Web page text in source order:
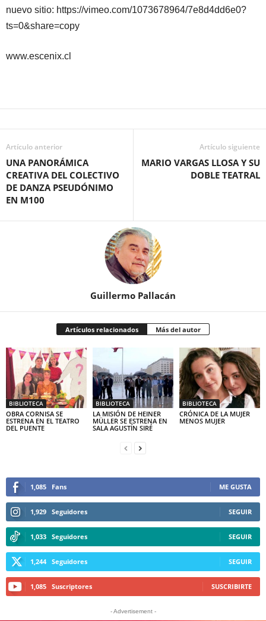
nuevo sitio: https://vimeo.com/1073678964/7e8d4dd6e0?
ts=0&share=copy
www.escenix.cl
Artículo anterior
UNA PANORÁMICA
CREATIVA DEL COLECTIVO
DE DANZA PSEUDÓNIMO
EN M100
Artículo siguiente
MARIO VARGAS LLOSA Y SU
DOBLE TEATRAL
Guillermo Pallacán
Artículos relacionados Más del autor
BIBLIOTECA
OBRA CORNISA SE
ESTRENA EN EL TEATRO
DEL PUENTE
BIBLIOTECA
LA MISIÓN DE HEINER
MÜLLER SE ESTRENA EN
SALA AGUSTÍN SIRÉ
BIBLIOTECA
CRÓNICA DE LA MUJER
MENOS MUJER
1,085 Fans ME GUSTA
1,929 Seguidores SEGUIR
1,033 Seguidores SEGUIR
1,244 Seguidores SEGUIR
1,085 Suscriptores SUSCRIBIRTE
- Advertisement -